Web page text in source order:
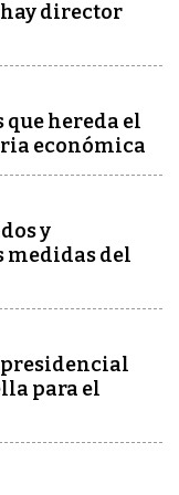
director
que hereda el
económica
y
medidas del
presidencial
para el